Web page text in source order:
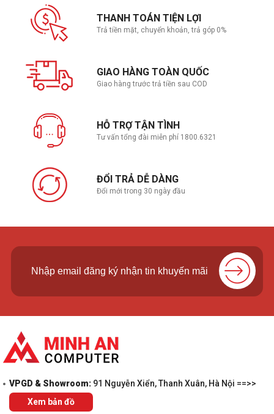
Phụ kiện kèm
2 x Screw packages for M.2 SSD
Documentation
THANH TOÁN TIỆN LỢI
Trả tiền mặt, chuyển khoản, trả góp 0%
GIAO HÀNG TOÀN QUỐC
Giao hàng trước trả tiền sau COD
HỖ TRỢ TẬN TÌNH
Tư vấn tổng đài miễn phí 1800.6321
ĐỔI TRẢ DỄ DÀNG
Đổi mới trong 30 ngày đầu
VPGD & Showroom: 91 Nguyễn Xiển, Thanh Xuân, Hà Nội ==>>
Xem bản đồ